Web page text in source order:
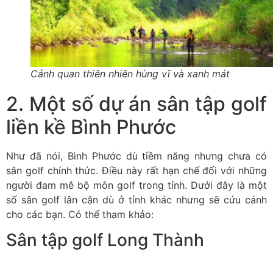
Cảnh quan thiên nhiên hùng vĩ và xanh mát
2. Một số dự án sân tập golf
liền kề Bình Phước
Như đã nói, Bình Phước dù tiềm năng nhưng chưa có
sân golf chính thức. Điều này rất hạn chế đối với những
người đam mê bộ môn golf trong tỉnh. Dưới đây là một
số sân golf lân cận dù ở tỉnh khác nhưng sẽ cứu cánh
cho các bạn. Có thể tham khảo:
Sân tập golf Long Thành